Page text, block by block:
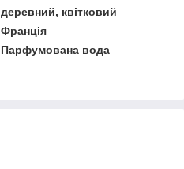
деревний, квітковий
Франція
Парфумована вода